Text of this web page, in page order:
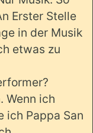
Erster Stelle
in der Musik
etwas zu
Wenn ich
ich Pappa San